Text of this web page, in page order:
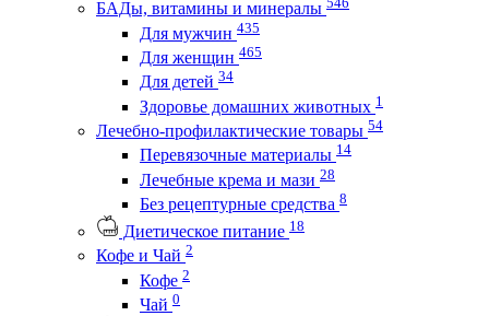
БАДы, витамины и минералы
Для мужчин 435
Для женщин 465
Для детей 34
Здоровье домашних животных 1
Лечебно-профилактические товары 54
Перевязочные материалы 14
Лечебные крема и мази 28
Без рецептурные средства 8
Диетическое питание 18
Кофе и Чай 2
Кофе 2
Чай 0